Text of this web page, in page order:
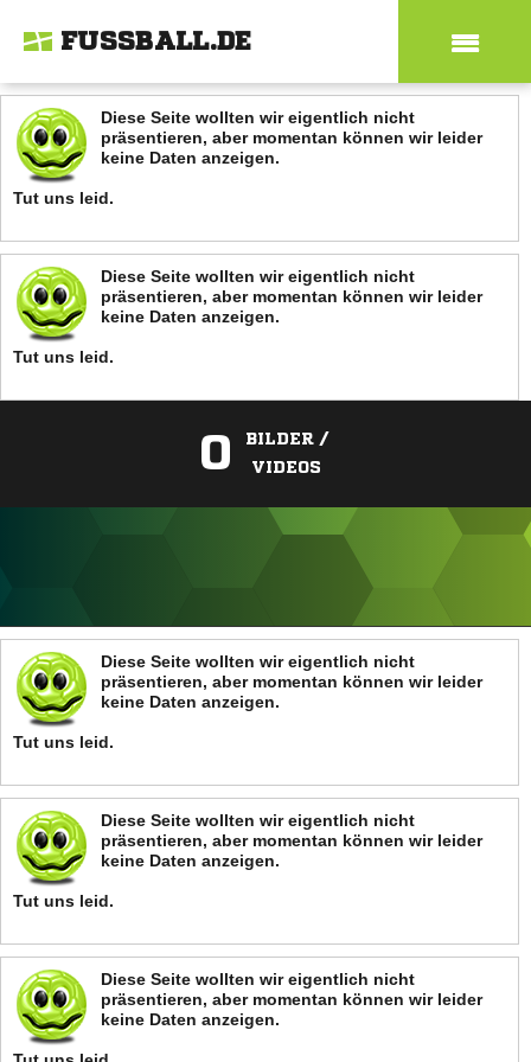
FUSSBALL.DE
Diese Seite wollten wir eigentlich nicht
präsentieren, aber momentan können wir leider
keine Daten anzeigen.
Tut uns leid.
Diese Seite wollten wir eigentlich nicht
präsentieren, aber momentan können wir leider
keine Daten anzeigen.
Tut uns leid.
0
BILDER /
VIDEOS
ANZEIGE
Diese Seite wollten wir eigentlich nicht
präsentieren, aber momentan können wir leider
keine Daten anzeigen.
Tut uns leid.
Diese Seite wollten wir eigentlich nicht
präsentieren, aber momentan können wir leider
keine Daten anzeigen.
Tut uns leid.
Diese Seite wollten wir eigentlich nicht
präsentieren, aber momentan können wir leider
keine Daten anzeigen.